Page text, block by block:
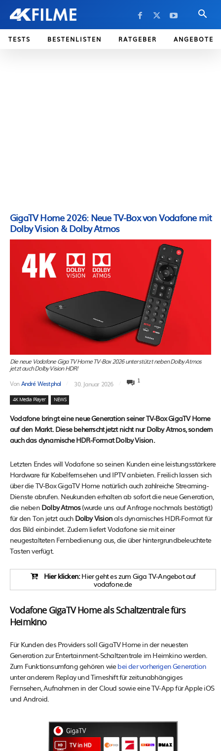
TESTS BESTENLISTEN RATGEBER ANGEBOTE
GigaTV Home 2026: Neue TV-Box von Vodafone mit
Dolby Vision & Dolby Atmos
Die neue Vodafone Giga TV Home TV-Box 2026 unterstützt neben Dolby Atmos
jetzt auch Dolby Vision HDR!
VonAndré Westphal 30. Januar 2026 1
4K Media Player NEWS
Vodafone bringt eine neue Generation seiner TV-Box GigaTV Home
auf den Markt. Diese beherrscht jetzt nicht nur Dolby Atmos, sondern
auch das dynamische HDR-Format Dolby Vision.
Letzten Endes will Vodafone so seinen Kunden eine leistungsstärkere
Hardware für Kabelfernsehen und IPTV anbieten. Freilich lassen sich
über die TV-Box GigaTV Home natürlich auch zahlreiche Streaming-
Dienste abrufen. Neukunden erhalten ab sofort die neue Generation,
die neben Dolby Atmos(wurde uns auf Anfrage nochmals bestätigt)
für den Ton jetzt auch Dolby Visionals dynamisches HDR-Format für
das Bild einbindet. Zudem liefert Vodafone sie mit einer
neugestalteten Fernbedienung aus, die über hintergrundbeleuchtete
Tasten verfügt.
Hier klicken:Hier geht es zum Giga TV-Angebot auf
vodafone.de
Vodafone GigaTV Home als Schaltzentrale fürs
Heimkino
Für Kunden des Providers soll GigaTV Home in der neuesten
Generation zur Entertainment-Schaltzentrale im Heimkino werden.
Zum Funktionsumfang gehören wiebei der vorherigen Generation
unter anderem Replay und Timeshift für zeitunabhängiges
Fernsehen, Aufnahmen in der Cloud sowie eine TV-App für Apple iOS
und Android.